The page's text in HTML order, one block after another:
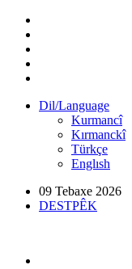
Dil/Language
Kurmancî
Kırmanckî
Türkçe
Englısh
09 Tebaxe 2026
DESTPÊK